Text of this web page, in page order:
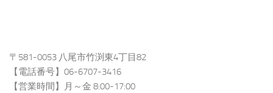
〒581-0053 八尾市竹渕東4丁目82
【電話番号】06-6707-3416
【営業時間】月～金 8:00-17:00